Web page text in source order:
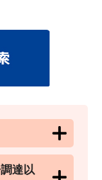
達以